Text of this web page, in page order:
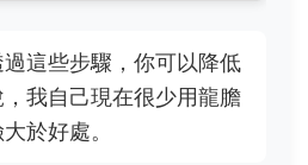
這些步驟，你可以降低
我自己現在很少用龍膽
於好處。